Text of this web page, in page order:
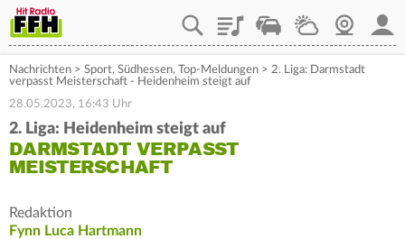
PlaylistStaupilotWetterWebcam
Nachrichten > Sport, Südhessen, Top-Meldungen > 2. Liga: Darmstadt
verpasst Meisterschaft - Heidenheim steigt auf
28.05.2023, 16:43 Uhr
2. Liga: Heidenheim steigt auf
DARMSTADT VERPASST
MEISTERSCHAFT
Redaktion
Fynn Luca Hartmann